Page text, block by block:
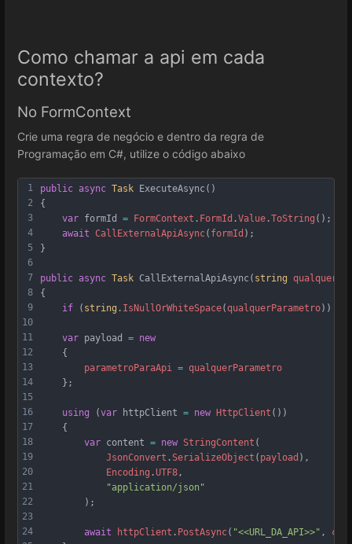
Como chamar a api em cada
contexto?
No FormContext
Crie uma regra de negócio e dentro da regra de
Programação em C#, utilize o código abaixo
1
2
3
4
5
6
7
8
9
10
11
12
13
14
15
16
17
18
19
20
21
22
23
24
public async Task ExecuteAsync()
{
var formId = FormContext . FormId .Value .ToString ();
await CallExternalApiAsync( formId );
}
public async Task CallExternalApiAsync( string
{
if ( string . IsNullOrWhiteSpace(qualquerParametro))
var payload = new
    {
parametroParaApi = qualquerParametro
    };
using (var httpClient = new HttpClient ())
    {
var content = new StringContent (
JsonConvert .SerializeObject ( payload ),
Encoding .UTF8,
"application/json"
        );
await httpClient . PostAsync( "<<URL_DA_API>>" ,